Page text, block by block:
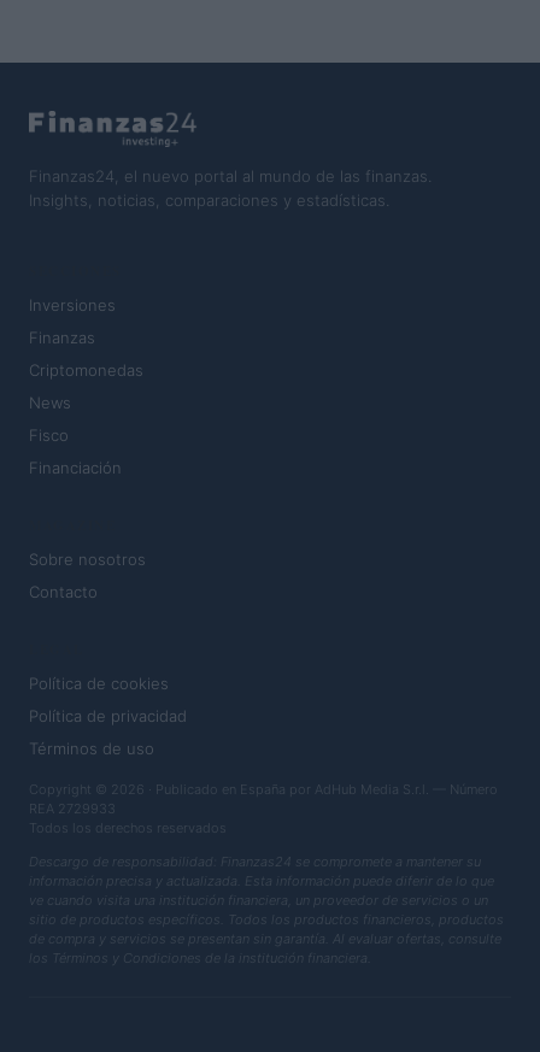
Finanzas24, el nuevo portal al mundo de las finanzas.
Insights, noticias, comparaciones y estadísticas.
Inversiones
Finanzas
Criptomonedas
News
Fisco
Financiación
Sobre nosotros
Contacto
Política de cookies
Política de privacidad
Términos de uso
Copyright © 2026 · Publicado en España por AdHub Media S.r.l. — Número
REA 2729933
Todos los derechos reservados
Descargo de responsabilidad: Finanzas24 se compromete a mantener su
información precisa y actualizada. Esta información puede diferir de lo que
ve cuando visita una institución financiera, un proveedor de servicios o un
sitio de productos específicos. Todos los productos financieros, productos
de compra y servicios se presentan sin garantía. Al evaluar ofertas, consulte
los Términos y Condiciones de la institución financiera.